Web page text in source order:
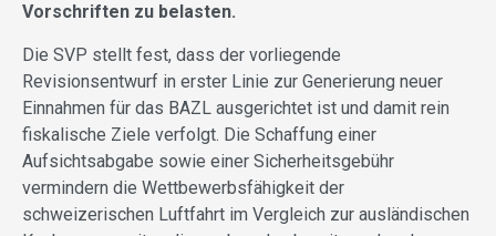
Vorschriften zu belasten.
Die SVP stellt fest, dass der vorliegende
Revisionsentwurf in erster Linie zur Generierung neuer
Einnahmen für das BAZL ausgerichtet ist und damit rein
fiskalische Ziele verfolgt. Die Schaffung einer
Aufsichtsabgabe sowie einer Sicherheitsgebühr
vermindern die Wettbewerbsfähigkeit der
schweizerischen Luftfahrt im Vergleich zur ausländischen